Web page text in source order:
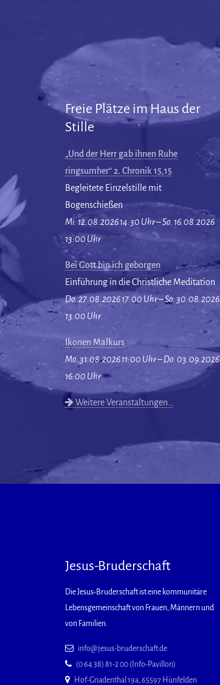
Freie Plätze im Haus der
Stille
„Und der Herr gab ihnen Ruhe
ringsumher“ 2. Chronik 15,15
Begleitete Einzelstille mit
Bogenschießen
Mi. 12.08.2026 14:30 Uhr – So. 16.08.2026
13:00 Uhr
Bei Gott bin ich geborgen
Einführung in die Christliche Meditation
Do. 27.08.2026 17:00 Uhr – So. 30.08.2026
13:00 Uhr
Ikonen Malkurs
Mo. 31.08.2026 11:00 Uhr – Do. 03.09.2026
16:00 Uhr
Weitere Veranstaltungen…
Jesus-Bruderschaft
Die Jesus-Bruderschaft ist eine kommunitäre
Lebensgemeinschaft von Frauen, Männern und
von Familien.
info@jesus-bruderschaft.de
(0 64 38) 81-2 00 (Info-Pavillon)
Hof-Gnadenthal 19a, 65597 Hünfelden